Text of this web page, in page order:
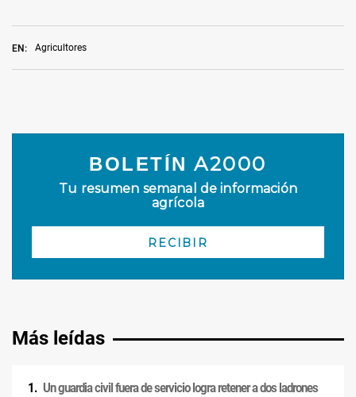
EN: Agricultores
Más leídas
Un guardia civil fuera de servicio logra retener a dos ladrones